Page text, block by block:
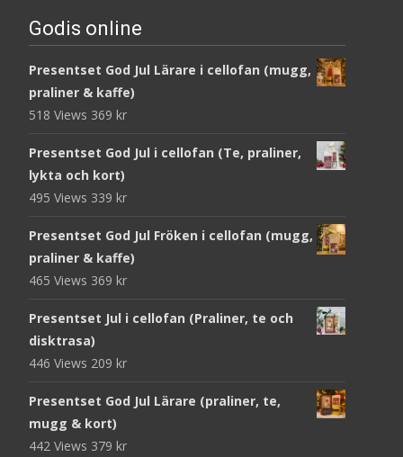
Godis online
Presentset God Jul Lärare i cellofan (mugg,
praliner & kaffe)
518 Views 369 kr
Presentset God Jul i cellofan (Te, praliner,
lykta och kort)
495 Views 339 kr
Presentset God Jul Fröken i cellofan (mugg,
praliner & kaffe)
465 Views 369 kr
Presentset Jul i cellofan (Praliner, te och
disktrasa)
446 Views 209 kr
Presentset God Jul Lärare (praliner, te,
mugg & kort)
442 Views 379 kr